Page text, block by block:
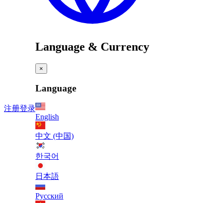
注册登录
Language & Currency
×
Language
English
中文 (中国)
한국어
日本語
Русский